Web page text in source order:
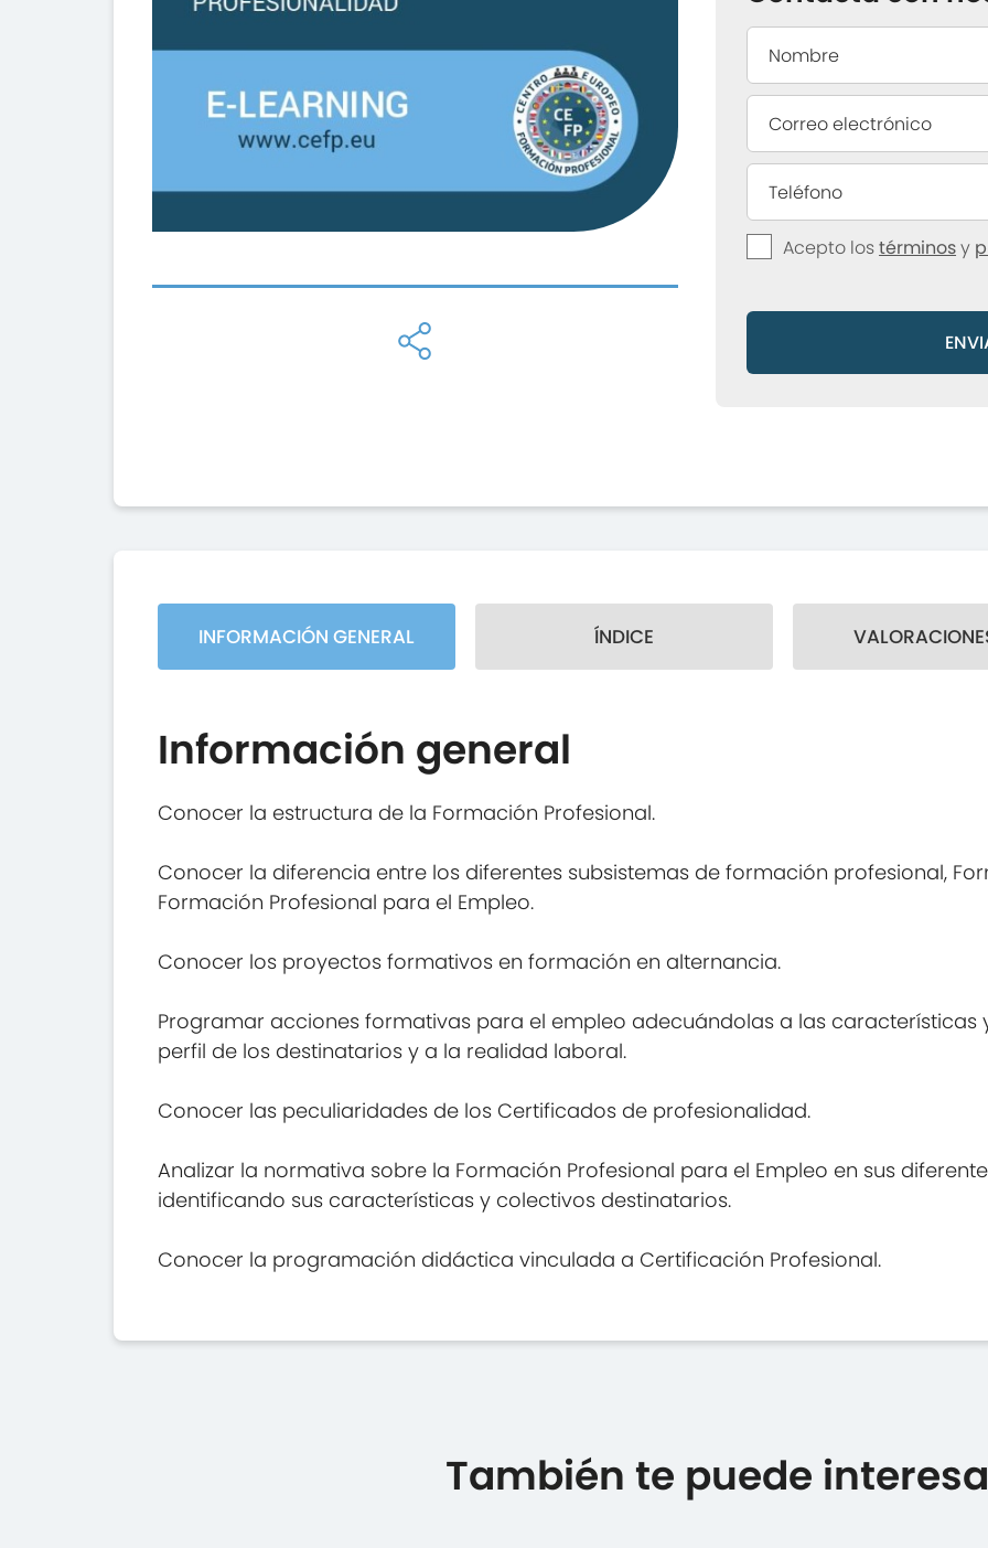
Acepto lostérminosy
INFORMACIÓN GENERAL ÍNDICE
Información general
Conocer la estructura de la Formación Profesional.
Conocer la diferencia entre los diferentes subsistemas de formación profesional,
Formación Profesional para el Empleo.
Conocer los proyectos formativos en formación en alternancia.
Programar acciones formativas para el empleo adecuándolas a las características
perfil de los destinatarios y a la realidad laboral.
Conocer las peculiaridades de los Certificados de profesionalidad.
Analizar la normativa sobre la Formación Profesional para el Empleo en sus
identificando sus características y colectivos destinatarios.
Conocer la programación didáctica vinculada a Certificación Profesional.
También te puede